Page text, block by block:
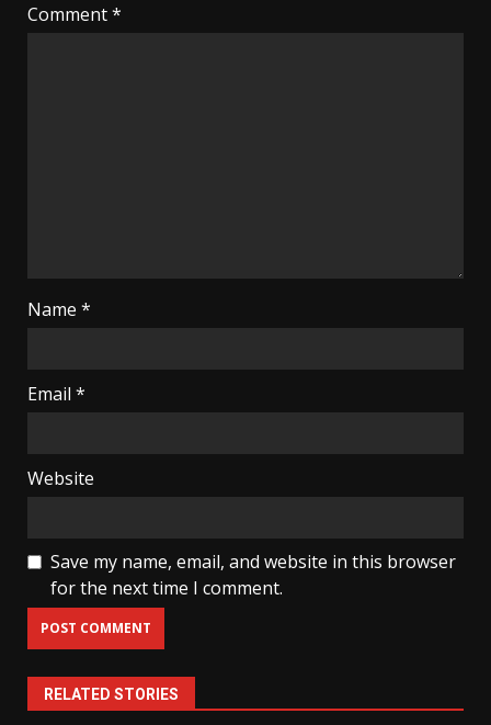
Comment*
Name *
Email *
Website
Save my name, email, and website in this browser
for the next time I comment.
RELATED STORIES